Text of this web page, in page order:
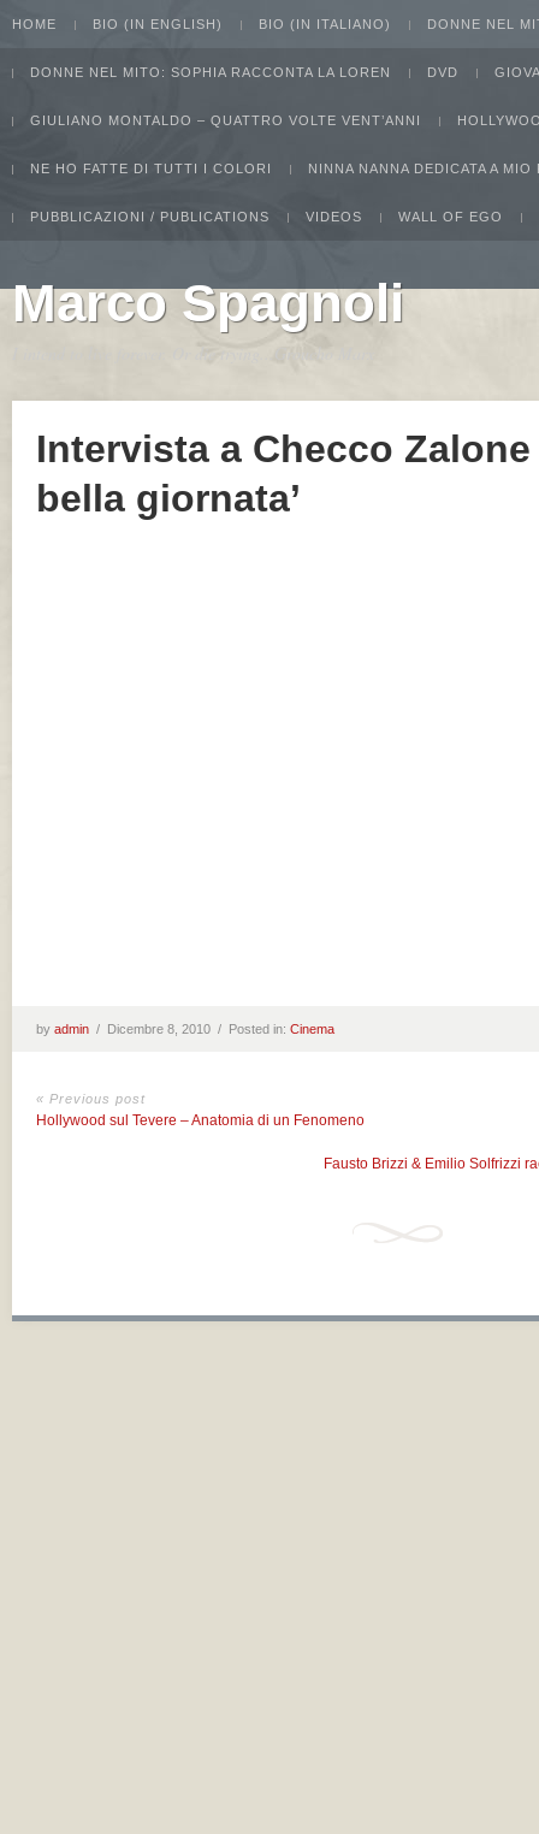
HOME BIO (IN ENGLISH) BIO (IN ITALIANO) DONNE NEL
DONNE NEL MITO: SOPHIA RACCONTA LA LOREN DVD
GIULIANO MONTALDO – QUATTRO VOLTE VENT’ANNI
NE HO FATTE DI TUTTI I COLORI NINNA NANNA DEDICATA A MIO
PUBBLICAZIONI / PUBLICATIONS VIDEOS WALL OF EGO
Marco Spagnoli
Intervista a Checco Zalone
bella giornata’
by admin / Dicembre 8, 2010 / Posted in: Cinema
« Previous post
Hollywood sul Tevere – Anatomia di un Fenomeno
Fausto Brizzi & Emilio Solfrizzi